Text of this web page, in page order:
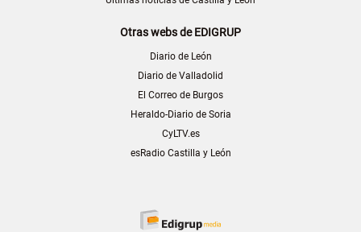
Otras webs de EDIGRUP
Diario de León
Diario de Valladolid
El Correo de Burgos
Heraldo-Diario de Soria
CyLTV.es
esRadio Castilla y León